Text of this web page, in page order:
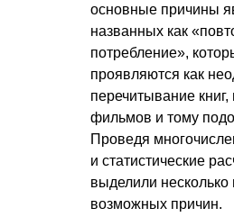
основные причины
названных как
потребление»,
проявляются как
перечитывание
фильмов и тому
Проведя
и статистические
выделили несколько
возможных причин.